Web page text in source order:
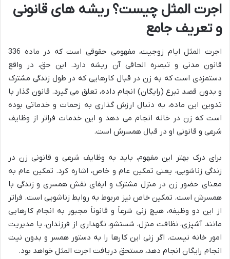
اجرت المثل چیست؟ ریشه های قانونی
و تعریف جامع
اجرت المثل ایام زوجیت، مفهومی حقوقی است که در ماده 336
قانون مدنی و تبصره الحاقی آن ریشه دارد. این حق، در واقع
دستمزدی است که به زن در قبال کارهایی که در طول زندگی مشترک
و بدون قصد تبرع (رایگان) انجام داده، تعلق می گیرد. قانون گذار با
تدوین این ماده، به دنبال ارزش گذاری به زحمات و خدماتی بوده
است که زن در خانه انجام می دهد و این خدمات فراتر از وظایف
شرعی و قانونی او در قبال همسرش است.
برای درک بهتر این مفهوم، باید به وظایف شرعی و قانونی زن در
زندگی زناشویی، یعنی تمکین عام و خاص، اشاره کرد. تمکین عام به
معنای حضور زن در منزل مشترک و ایفای نقش همسری و زندگی با
همسرش است. تمکین خاص نیز مربوط به روابط زناشویی است. فراتر
از این دو وظیفه، هیچ زنی شرعاً و قانوناً مجبور به انجام کارهایی
مانند آشپزی، نظافت منزل، شستشو، نگهداری از فرزندان، یا مدیریت
امور خانه نیست. اگر زنی این کارها را به دستور همسر و بدون نیت
انجام رایگان انجام دهد، مستحق دریافت اجرت المثل خواهد بود.